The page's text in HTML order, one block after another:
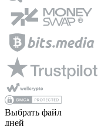
Выбрать файл
дней